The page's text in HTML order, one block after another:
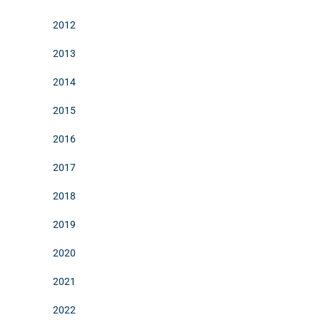
2012
2013
2014
2015
2016
2017
2018
2019
2020
2021
2022